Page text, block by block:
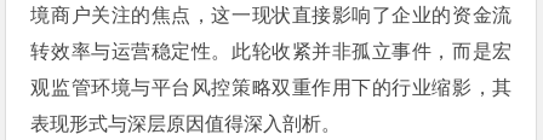
境商户关注的焦点，这一现状直接影响了企业的资金流
转效率与运营稳定性。此轮收紧并非孤立事件，而是宏
观监管环境与平台风控策略双重作用下的行业缩影，其
表现形式与深层原因值得深入剖析。